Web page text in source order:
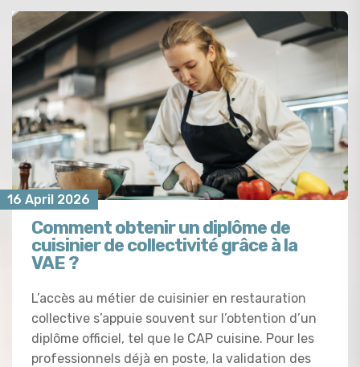
16 April 2026
Comment obtenir un diplôme de
cuisinier de collectivité grâce à la
VAE ?
L’accès au métier de cuisinier en restauration
collective s’appuie souvent sur l’obtention d’un
diplôme officiel, tel que le CAP cuisine. Pour les
professionnels déjà en poste, la validation des